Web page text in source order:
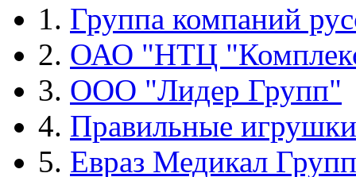
1. Группа компаний
2. ОАО "НТЦ
3. ООО "Лидер Групп"
4. Правильные игрушки
5. Евраз Медикал Групп